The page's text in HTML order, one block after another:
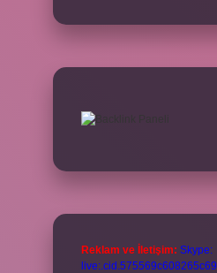
Reklam ve İletişim: Skype:
live:.cid.575569c608265c69